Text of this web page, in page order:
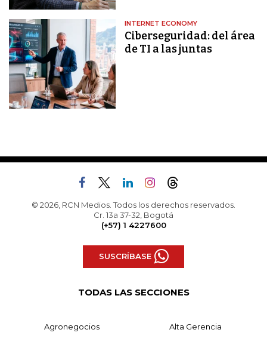
INTERNET ECONOMY
Ciberseguridad: del área
de TI a las juntas
© 2026, RCN Medios. Todos los derechos reservados.
Cr. 13a 37-32, Bogotá
(+57) 1 4227600
SUSCRÍBASE
TODAS LAS SECCIONES
Agronegocios Alta Gerencia